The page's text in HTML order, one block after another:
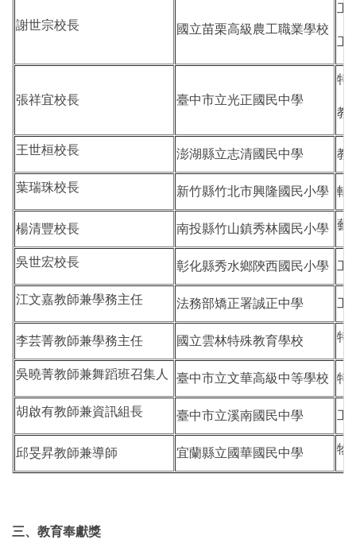
謝世宗校長 國立苗栗高級農工職業學校
工
工
張祥宜校長 臺中市立光正國民中學
特
教
王世桓校長 澎湖縣立志清國民中學 教
葉瑞珠校長 新竹縣竹北市興隆國民小學 輔
楊清豐校長 南投縣竹山鎮秀林國民小學 藝
吳世宏校長 彰化縣秀水鄉陝西國民小學 工
江文嘉教師兼學務主任 法務部矯正署誠正中學 工
李芸菁教師兼學務主任 國立雲林特殊教育學校 特
吳曉菁教師兼舞蹈班召集人 臺中市立文華高級中等學校 特
胡啟有教師兼資訊組長 臺中市立溪南國民中學 工
邱旻昇教師兼導師 宜蘭縣立國華國民中學 物
三、教育奉獻獎